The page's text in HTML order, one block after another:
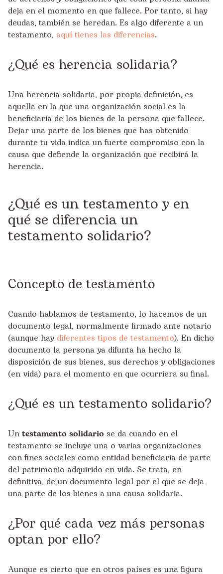
deja en el momento en que fallece. Por tanto, si hay
deudas, también se heredan. Es algo diferente a un
testamento, aquí tienes las diferencias.
¿Qué es herencia solidaria?
Una herencia solidaria, por propia definición, es
aquella en la que una organización social es la
beneficiaria de los bienes de la persona que fallece.
Dejar una parte de los bienes que has obtenido
durante tu vida indica un fuerte compromiso con la
causa que defiende la organización que recibirá la
herencia.
¿Qué es un testamento y en
qué se diferencia un
testamento solidario?
Concepto de testamento
Cuando hablamos de testamento, lo hacemos de un
documento legal, normalmente firmado ante notario
(aunque hay diferentes tipos de testamento). En dicho
documento la persona ya difunta ha hecho la
disposición de sus bienes, sus derechos y obligaciones
(en vida) para el momento en que ocurriera su final.
¿Qué es un testamento solidario?
Untestamento solidario se da cuando en el
testamento se incluye una o varias organizaciones
con fines sociales como entidad beneficiaria de parte
del patrimonio adquirido en vida. Se trata, en
definitiva, de un documento legal por el que se deja
una parte de los bienes a una causa solidaria.
¿Por qué cada vez más personas
optan por ello?
Aunque es cierto que en otros países es una figura